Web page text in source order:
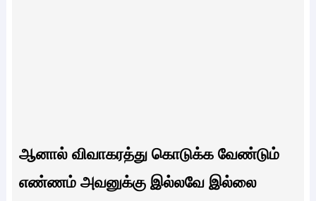
ஆனால் விவாகரத்து கொடுக்க வேண்டும்
எண்ணம் அவனுக்கு இல்லவே இல்லை